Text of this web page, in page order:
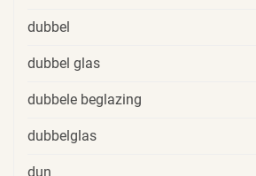
dubbel
dubbel glas
dubbele beglazing
dubbelglas
dun